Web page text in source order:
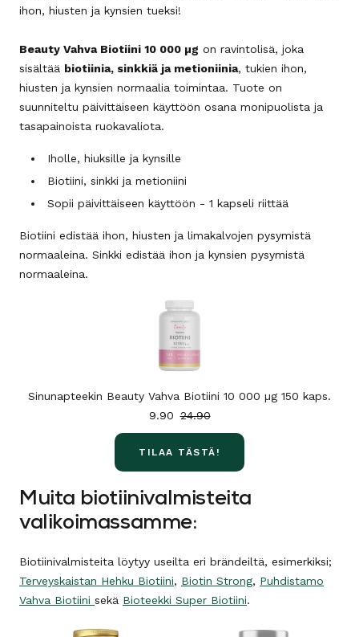
ihon, hiusten ja kynsien tueksi!
Beauty Vahva Biotiini 10 000 µg on ravintolisä, joka
sisältää biotiinia, sinkkiä ja metioniinia, tukien ihon,
hiusten ja kynsien normaalia toimintaa. Tuote on
suunniteltu päivittäiseen käyttöön osana monipuolista ja
tasapainoista ruokavaliota.
Iholle, hiuksille ja kynsille
Biotiini, sinkki ja metioniini
Sopii päivittäiseen käyttöön - 1 kapseli riittää
Biotiini edistää ihon, hiusten ja limakalvojen pysymistä
normaaleina. Sinkki edistää ihon ja kynsien pysymistä
normaaleina.
Sinunapteekin Beauty Vahva Biotiini 10 000 µg 150 kaps.
24.90
9.90
TILAA TÄSTÄ!
Muita biotiinivalmisteita
valikoimassamme:
Biotiinivalmisteita löytyy useilta eri brändeiltä, esimerkiksi;
Terveyskaistan Hehku Biotiini, Biotin Strong, Puhdistamo
Vahva Biotiini sekä Bioteekki Super Biotiini.